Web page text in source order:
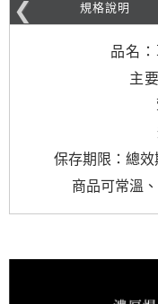
規格說明
品名
主
保存期限：總效
商品可常溫